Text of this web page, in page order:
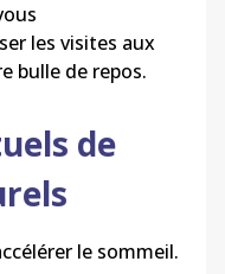
les visites aux
bulle de repos.
de
le sommeil.